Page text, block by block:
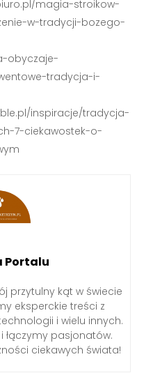
magia-stroikow-
w-tradycji-bozego-
obyczaje-
tradycja-i-
inspiracje/tradycja-
7-ciekawostek-o-
Portalu
przytulny kąt w świecie
eksperckie treści z
i wielu innych.
łączymy pasjonatów.
ciekawych świata!